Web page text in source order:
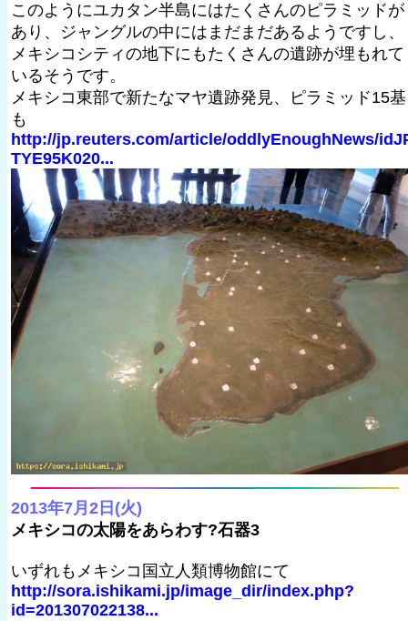
このようにユカタン半島にはたくさんのピラミッドが
あり、ジャングルの中にはまだまだあるようですし、
メキシコシティの地下にもたくさんの遺跡が埋もれて
いるそうです。
メキシコ東部で新たなマヤ遺跡発見、ピラミッド15基
も
http://jp.reuters.com/article/oddlyEnoughNews/
TYE95K020...
2013年7月2日(火)
メキシコの太陽をあらわす?石器3
いずれもメキシコ国立人類博物館にて
http://sora.ishikami.jp/image_dir/index.php?
id=201307022138...